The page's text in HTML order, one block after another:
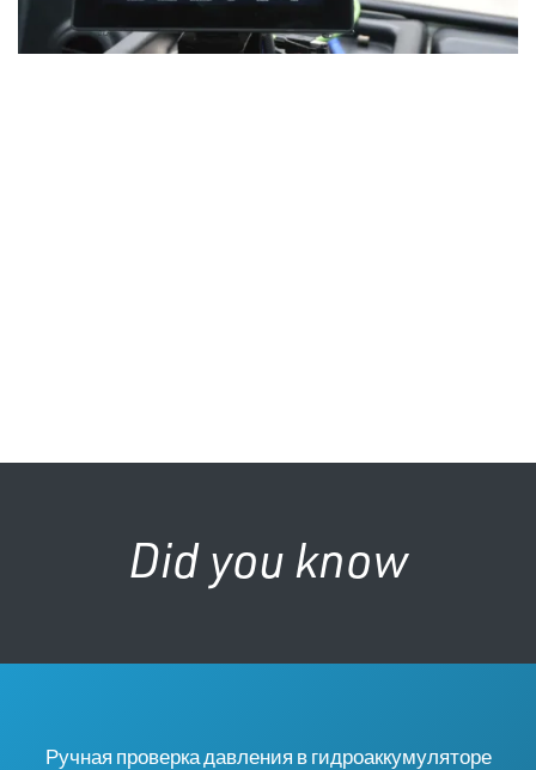
Did you know
Ручная проверка давления в гидроаккумуляторе